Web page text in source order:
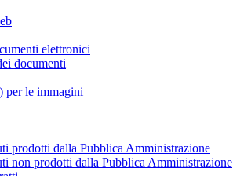
elettronici
documenti
per le immagini
prodotti dalla Pubblica Amministrazione
non prodotti dalla Pubblica Amministrazione